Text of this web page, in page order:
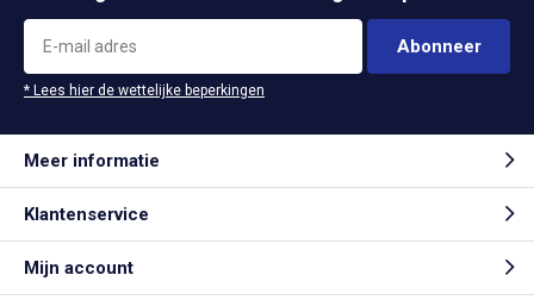
Abonneer
* Lees hier de wettelijke beperkingen
Meer informatie
Klantenservice
Mijn account